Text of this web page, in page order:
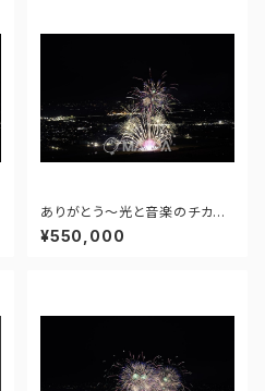
ありがとう～光と音楽のチカラ
～ - 大曲の花火―春の章―「新
作花火コレクション2024 世界
¥550,000